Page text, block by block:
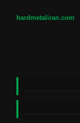
hardmetaliran.com